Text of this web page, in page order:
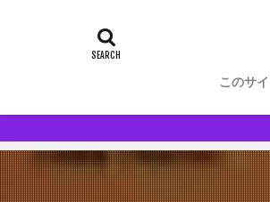
このサ
Blog
モノか